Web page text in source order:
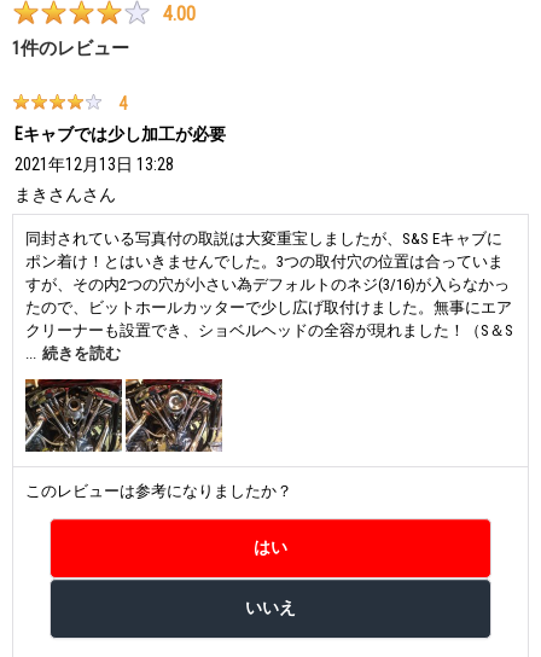
4.00
1件のレビュー
4
Eキャブでは少し加工が必要
2021年12月13日 13:28
まきさんさん
同封されている写真付の取説は大変重宝しましたが、S&S Eキャブに
ポン着け！とはいきませんでした。3つの取付穴の位置は合っていま
すが、その内2つの穴が小さい為デフォルトのネジ(3/16)が入らなかっ
たので、ビットホールカッターで少し広げ取付けました。無事にエア
クリーナーも設置でき、ショベルヘッドの全容が現れました！（S＆S
ティアドロップカバーはカッコいいけど、凄く大きかったんだなとつ
くづく感じました）
続きを読む
このレビューは参考になりましたか？